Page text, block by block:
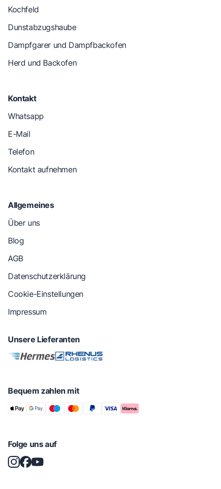
Kochfeld
Dunstabzugshaube
Dampfgarer und Dampfbackofen
Herd und Backofen
Kontakt
Whatsapp
E-Mail
Telefon
Kontakt aufnehmen
Allgemeines
Über uns
Blog
AGB
Datenschutzerklärung
Cookie-Einstellungen
Impressum
Unsere Lieferanten
Bequem zahlen mit
Folge uns auf